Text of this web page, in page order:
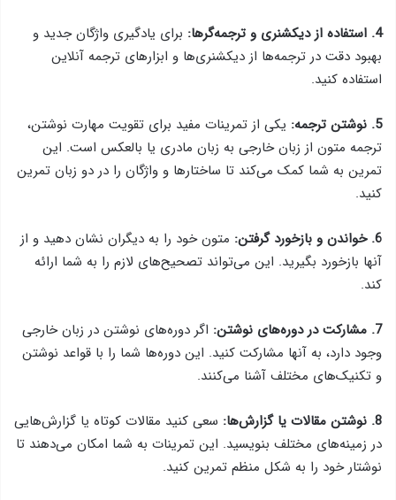
4. استفاده از دیکشنری و ترجمه‌گرها:
برای یادگیری واژگان جدید و
بهبود دقت در ترجمه‌ها از دیکشنری‌ها و ابزارهای ترجمه آنلاین
استفاده کنید.
5. نوشتن ترجمه:
یکی از تمرینات مفید برای تقویت مهارت نوشتن،
ترجمه متون از زبان خارجی به زبان مادری یا بالعکس است. این
تمرین به شما کمک می‌کند تا ساختارها و واژگان را در دو زبان تمرین
کنید.
6. خواندن و بازخورد گرفتن:
متون خود را به دیگران نشان دهید و از
آنها بازخورد بگیرید. این می‌تواند تصحیح‌های لازم را به شما ارائه
کند.
7. مشارکت در دوره‌های نوشتن:
اگر دوره‌های نوشتن در زبان خارجی
وجود دارد، به آنها مشارکت کنید. این دوره‌ها شما را با قواعد نوشتن
و تکنیک‌های مختلف آشنا می‌کنند.
8. نوشتن مقالات یا گزارش‌ها:
سعی کنید مقالات کوتاه یا گزارش‌هایی
در زمینه‌های مختلف بنویسید. این تمرینات به شما امکان می‌دهند تا
نوشتار خود را به شکل منظم تمرین کنید.